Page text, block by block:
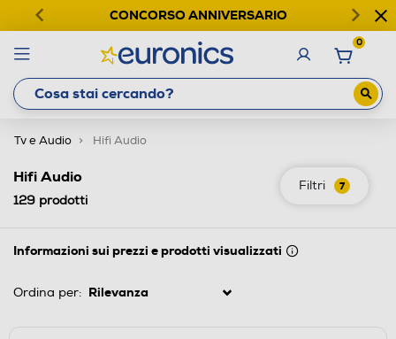
CONCORSO ANNIVERSARIO
0
Tv e Audio Hifi Audio
Filtri 7
Hifi Audio
129 prodotti
Informazioni sui prezzi e prodotti visualizzati
Ordina per: